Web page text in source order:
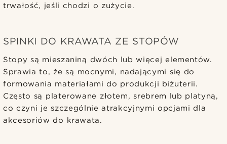
trwałość, jeśli chodzi o zużycie.
SPINKI DO KRAWATA ZE STOPÓW
Stopy są mieszaniną dwóch lub więcej elementów.
Sprawia to, że są mocnymi, nadającymi się do
formowania materiałami do produkcji biżuterii.
Często są platerowane złotem, srebrem lub platyną,
co czyni je szczególnie atrakcyjnymi opcjami dla
akcesoriów do krawata.